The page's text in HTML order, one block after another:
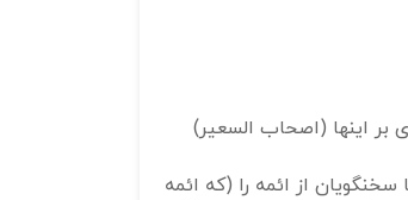
کنید.
بر اینها (اصحاب السعیر)
از ائمه را (که ائمه